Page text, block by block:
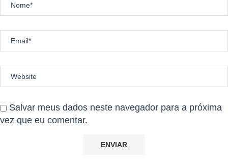
Salvar meus dados neste navegador para a próxima
vez que eu comentar.